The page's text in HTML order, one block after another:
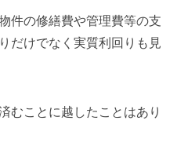
件の修繕費や管理費等の支
だけでなく実質利回りも見
むことに越したことはあり